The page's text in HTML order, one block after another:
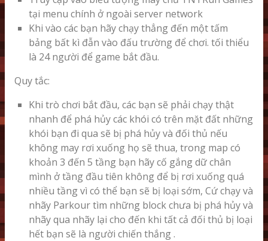
tại menu chính ở ngoài server network
Khi vào các bạn hãy chạy thẳng đến một tấm
bảng bất kì đẫn vào đấu trường để chơi. tối thiểu
là 24 người để game bắt đầu.
Quy tắc:
Khi trò chơi bắt đầu, các bạn sẽ phải chạy thật
nhanh để phá hủy các khói có trên mặt đất những
khói bạn đi qua sẽ bị phá hủy và đối thủ nếu
không may rơi xuống họ sẽ thua, trong map có
khoản 3 đến 5 tầng bạn hãy cố gắng dữ chân
mình ở tầng đầu tiên không để bị rơi xuống quá
nhiều tầng vì có thể bạn sẽ bị loại sớm, Cứ chạy và
nhãy Parkour tìm những block chưa bị phá hủy và
nhãy qua nhãy lại cho đến khi tất cả đối thủ bị loại
hết bạn sẽ là người chiến thắng .